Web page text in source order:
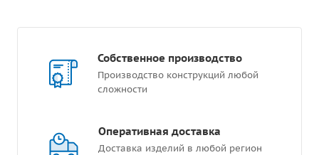
Собственное производство
Производство конструкций любой
сложности
Оперативная доставка
Доставка изделий в любой регион